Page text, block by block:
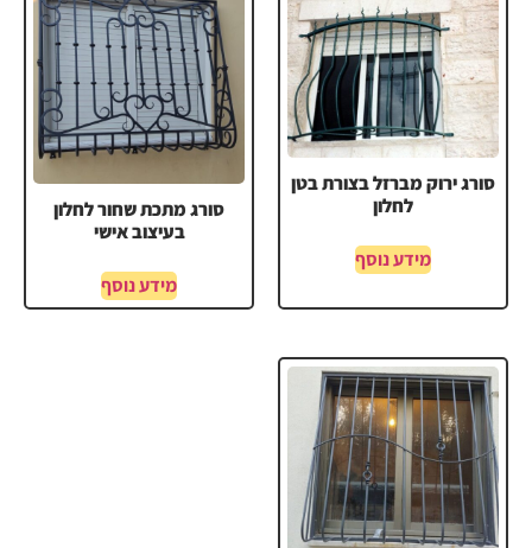
סורג ירוק מברזל בצורת בטן
לחלון
מידע נוסף
סורג מתכת שחור לחלון
בעיצוב אישי
מידע נוסף